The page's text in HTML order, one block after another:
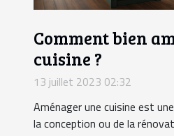
Comment bien
cuisine ?
13 juillet 2023 02:32
Aménager une cuisine est
la conception ou de la